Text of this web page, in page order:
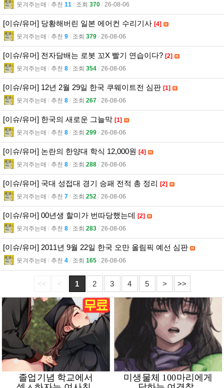
웃겨주는매 l 추천 11 l 조회 370 l 26-08-06
[이슈/유머] 당황해버린 일본 에어컨 수리기사 [4]
웃겨주는매 l 추천 9 l 조회 379 l 26-08-06
[이슈/유머] 전자담배는 로봇 꼬X 빨기 연습이다? [2]
웃겨주는매 l 추천 8 l 조회 354 l 26-08-06
[이슈/유머] 12년 2월 29일 한국 쿠웨이트전 심판 [1]
웃겨주는매 l 추천 8 l 조회 267 l 26-08-06
[이슈/유머] 한국의 새로운 그늘막 [1]
웃겨주는매 l 추천 8 l 조회 299 l 26-08-06
[이슈/유머] 논란의 한양대 학식 12,000원 [4]
웃겨주는매 l 추천 8 l 조회 288 l 26-08-06
[이슈/유머] 국대 성접대 경기 승패 전적 총 정리 [2]
웃겨주는매 l 추천 7 l 조회 252 l 26-08-06
[이슈/유머] 00년생 할미가 번따당했는데 [2]
웃겨주는매 l 추천 8 l 조회 283 l 26-08-06
[이슈/유머] 2011년 9월 22일 한국 오만 올림픽 예선 심판
웃겨주는매 l 추천 4 l 조회 165 l 26-08-06
<< < 1 2 3 4 5 > >>